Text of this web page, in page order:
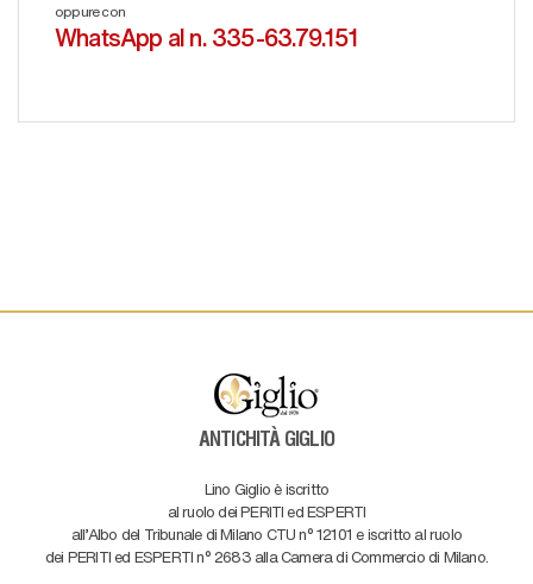
oppure con
WhatsApp al n. 335-63.79.151
ANTICHITÀ GIGLIO
Lino Giglio è iscritto
al ruolo dei PERITI ed ESPERTI
all'Albo del Tribunale di Milano CTU n° 12101 e iscritto al ruolo
dei PERITI ed ESPERTI n° 2683 alla Camera di Commercio di Milano.